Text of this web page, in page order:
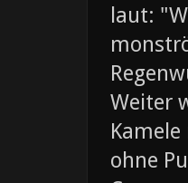
laut:
Weiter
ohne